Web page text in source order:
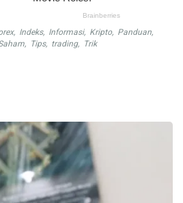
, Indeks, Informasi, Kripto, Panduan,
, Tips, trading, Trik